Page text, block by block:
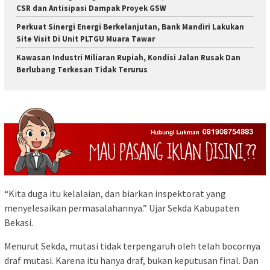
CSR dan Antisipasi Dampak Proyek GSW
Perkuat Sinergi Energi Berkelanjutan, Bank Mandiri Lakukan
Site Visit Di Unit PLTGU Muara Tawar
Kawasan Industri Miliaran Rupiah, Kondisi Jalan Rusak Dan
Berlubang Terkesan Tidak Terurus
“Kita duga itu kelalaian, dan biarkan inspektorat yang
menyelesaikan permasalahannya.” Ujar Sekda Kabupaten
Bekasi.
Menurut Sekda, mutasi tidak terpengaruh oleh telah bocornya
draf mutasi. Karena itu hanya draf, bukan keputusan final. Dan